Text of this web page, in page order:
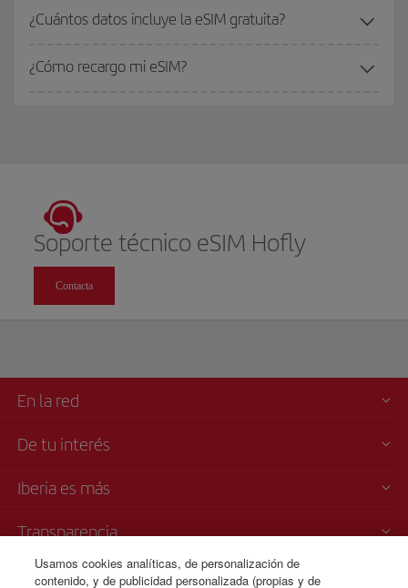
¿Cuántos datos incluye la eSIM gratuita?
¿Cómo recargo mi eSIM?
Soporte técnico eSIM Hofly
Contacta
En la red
De tu interés
Iberia es más
Transparencia
Venta telefónica
Usamos cookies analíticas, de personalización de
contenido, y de publicidad personalizada (propias y de